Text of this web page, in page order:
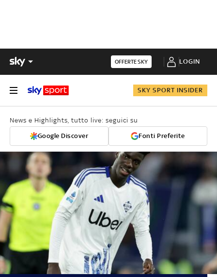
OFFERTE SKY LOGIN
SKY SPORT INSIDER
News e Highlights, tutto live: seguici su
Google Discover Fonti Preferite